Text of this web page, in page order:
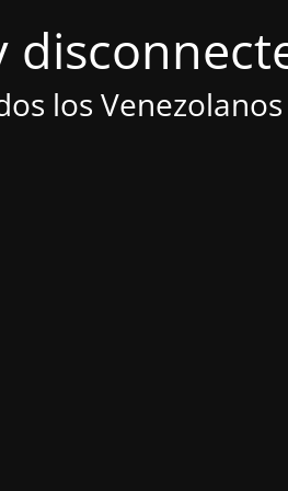
los Venezolanos